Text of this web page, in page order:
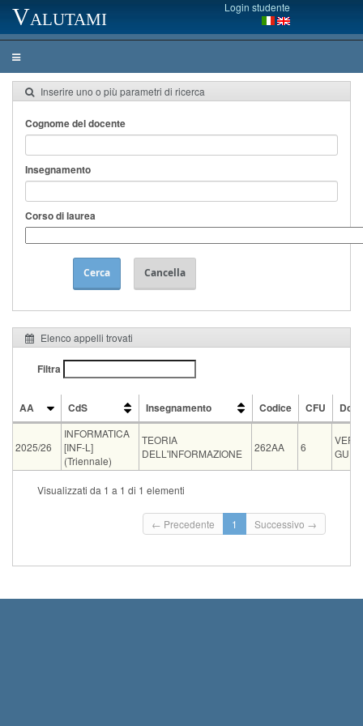
Valutami Login studente
Inserire uno o più parametri di ricerca
Cognome del docente
Insegnamento
Corso di laurea
Cerca Cancella
Elenco appelli trovati
Filtra
AA CdS Insegnamento Codice CFU
CdS
2025/26
INFORMATICA
[INF-L]
(Triennale)
TEORIA
DELL'INFORMAZIONE
262AA 6
Tipo Data e ora Sede Note
Termine
Visualizzati da 1 a 1 di 1 elementi
← Precedente 1 Successivo →